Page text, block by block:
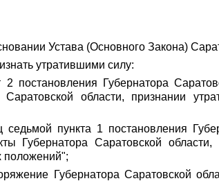
Устава (Основного Закона)
утратившими силу:
2 постановления Губернатора
Саратовской области, признании
седьмой пункта 1 постановления
Губернатора Саратовской
положений";
Губернатора Саратовской